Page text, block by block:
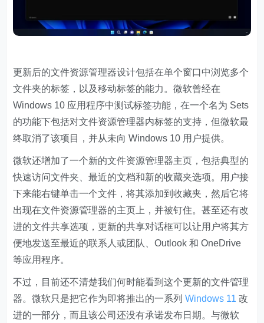
更新后的文件资源管理器设计包括在单个窗口中浏览多个
文件夹的标签，以及移动标签的能力。微软曾经在
Windows 10 应用程序中测试标签功能，在一个名为 Sets
的功能下包括对文件资源管理器内标签的支持，但微软最
终取消了该项目，并从未向 Windows 10 用户提供。
微软还增加了一个新的文件资源管理器主页，包括典型的
快速访问文件夹、最近的文档和新的收藏夹选项。用户接
下来能右键单击一个文件，将其添加到收藏夹，然后它将
出现在文件资源管理器的主页上，并被钉住。甚至还有改
进的文件共享选项，更新的共享对话框可以让用户将其方
便地发送至最近的联系人或团队、Outlook 和 OneDrive
等应用程序。
不过，目前还不清楚我们何时能看到这个更新的文件管理
器。微软只是把它作为即将推出的一系列Windows 11 改
进的一部分，而且该公司还没有承诺发布日期。与微软